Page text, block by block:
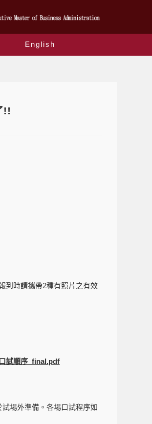
English
!!
到時請攜帶2種有照片之有效
試順序_final.pdf
場外準備。各場口試程序如